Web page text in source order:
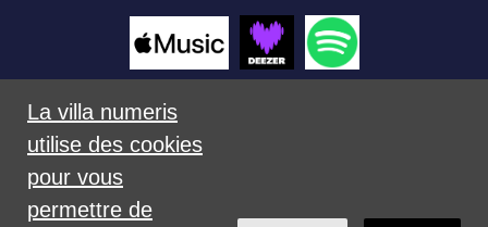
La villa numeris
utilise des cookies
pour vous
permettre de